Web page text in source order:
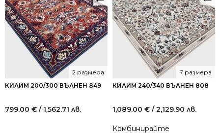
КИЛИМ 200/300 ВЪЛНЕН 849
2 размера
799.00 € / 1,562.71 лв.
КИЛИМ 240/340 ВЪЛНЕН 808
7 размера
1,089.00 € / 2,129.90 лв.
Комбинирайте